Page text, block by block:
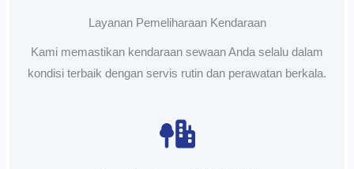
Layanan Pemeliharaan Kendaraan
Kami memastikan kendaraan sewaan Anda selalu dalam
kondisi terbaik dengan servis rutin dan perawatan berkala.